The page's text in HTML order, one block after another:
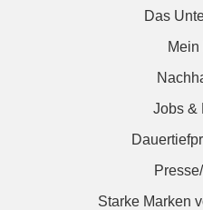
Das
Mein
Jobs &
Starke Marken